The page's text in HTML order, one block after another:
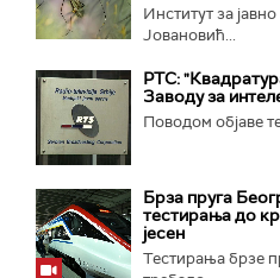
Институт за
Јовановић...
РТС:
Заводу за
Поводом објаве
Брза пруга
тестирања до
јесен
Тестирања брзе